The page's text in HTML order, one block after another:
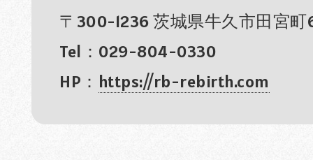
〒300-1236 茨城県牛久市田宮町
Tel：029-804-0330
HP： https://rb-rebirth.com